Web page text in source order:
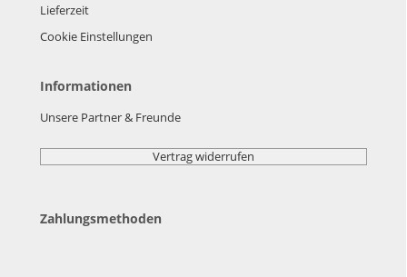
Lieferzeit
Cookie Einstellungen
Informationen
Unsere Partner & Freunde
Vertrag widerrufen
Zahlungsmethoden